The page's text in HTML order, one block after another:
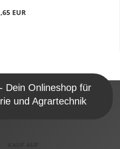
EUR
Dein Onlineshop für
und Agrartechnik